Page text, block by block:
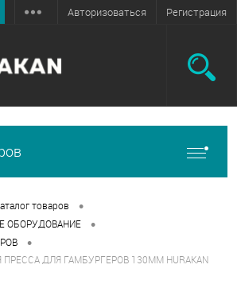
Авторизоваться Регистрация
товаров •
ОБОРУДОВАНИЕ •
•
ДЛЯ ГАМБУРГЕРОВ 130ММ HURAKAN